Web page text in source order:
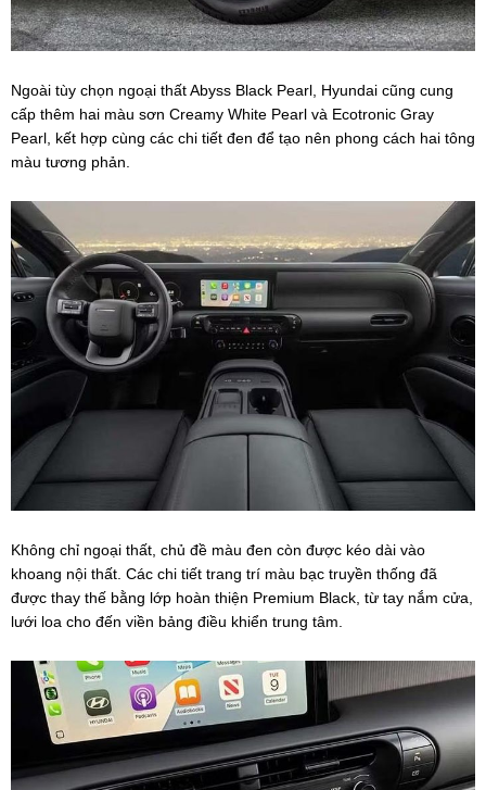
Ngoài tùy chọn ngoại thất Abyss Black Pearl, Hyundai cũng cung
cấp thêm hai màu sơn Creamy White Pearl và Ecotronic Gray
Pearl, kết hợp cùng các chi tiết đen để tạo nên phong cách hai tông
màu tương phản.
Không chỉ ngoại thất, chủ đề màu đen còn được kéo dài vào
khoang nội thất. Các chi tiết trang trí màu bạc truyền thống đã
được thay thế bằng lớp hoàn thiện Premium Black, từ tay nắm cửa,
lưới loa cho đến viền bảng điều khiển trung tâm.